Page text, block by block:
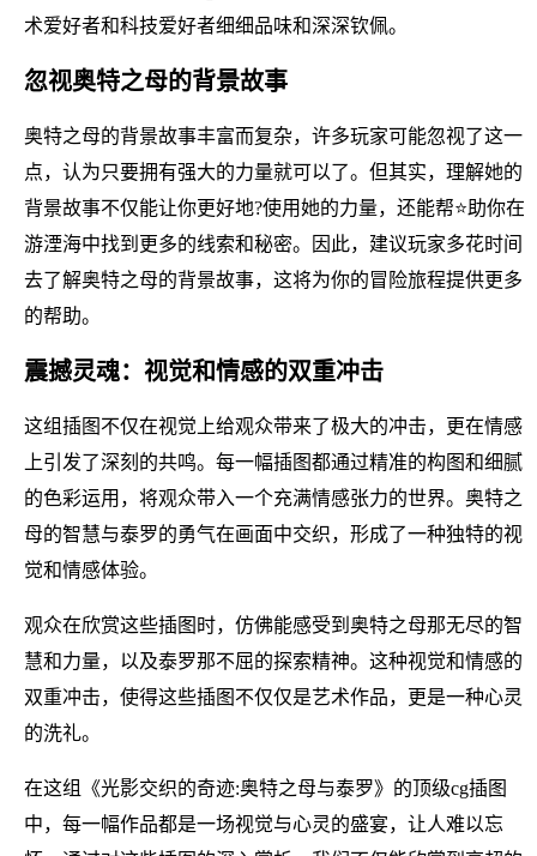
术爱好者和科技爱好者细细品味和深深钦佩。
忽视奥特之母的背景故事
奥特之母的背景故事丰富而复杂，许多玩家可能忽视了这一
点，认为只要拥有强大的力量就可以了。但其实，理解她的
背景故事不仅能让你更好地?使用她的力量，还能帮⭐助你在
游湮海中找到更多的线索和秘密。因此，建议玩家多花时间
去了解奥特之母的背景故事，这将为你的冒险旅程提供更多
的帮助。
震撼灵魂：视觉和情感的双重冲击
这组插图不仅在视觉上给观众带来了极大的冲击，更在情感
上引发了深刻的共鸣。每一幅插图都通过精准的构图和细腻
的色彩运用，将观众带入一个充满情感张力的世界。奥特之
母的智慧与泰罗的勇气在画面中交织，形成了一种独特的视
觉和情感体验。
观众在欣赏这些插图时，仿佛能感受到奥特之母那无尽的智
慧和力量，以及泰罗那不屈的探索精神。这种视觉和情感的
双重冲击，使得这些插图不仅仅是艺术作品，更是一种心灵
的洗礼。
在这组《光影交织的奇迹:奥特之母与泰罗》的顶级cg插图
中，每一幅作品都是一场视觉与心灵的盛宴，让人难以忘